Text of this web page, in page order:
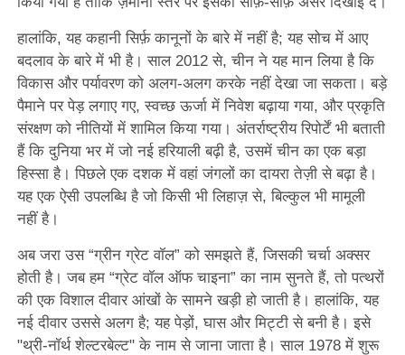
हालांकि, यह कहानी सिर्फ़ कानूनों के बारे में नहीं है; यह सोच में आए
बदलाव के बारे में भी है। साल 2012 से, चीन ने यह मान लिया है कि
विकास और पर्यावरण को अलग-अलग करके नहीं देखा जा सकता। बड़े
पैमाने पर पेड़ लगाए गए, स्वच्छ ऊर्जा में निवेश बढ़ाया गया, और प्रकृति
संरक्षण को नीतियों में शामिल किया गया। अंतर्राष्ट्रीय रिपोर्टें भी बताती
हैं कि दुनिया भर में जो नई हरियाली बढ़ी है, उसमें चीन का एक बड़ा
हिस्सा है। पिछले एक दशक में वहां जंगलों का दायरा तेज़ी से बढ़ा है।
यह एक ऐसी उपलब्धि है जो किसी भी लिहाज़ से, बिल्कुल भी मामूली
नहीं है।
अब जरा उस “ग्रीन ग्रेट वॉल” को समझते हैं, जिसकी चर्चा अक्सर
होती है। जब हम “ग्रेट वॉल ऑफ चाइना” का नाम सुनते हैं, तो पत्थरों
की एक विशाल दीवार आंखों के सामने खड़ी हो जाती है। हालांकि, यह
नई दीवार उससे अलग है; यह पेड़ों, घास और मिट्टी से बनी है। इसे
"थ्री-नॉर्थ शेल्टरबेल्ट" के नाम से जाना जाता है। साल 1978 में शुरू